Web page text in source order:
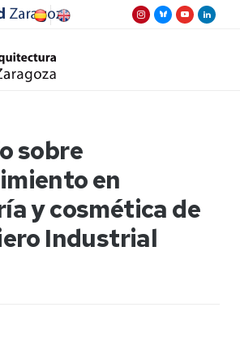
sobre
en
y cosmética de
Industrial